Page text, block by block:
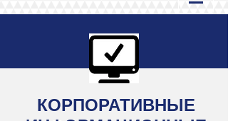
КОРПОРАТИВНЫЕ